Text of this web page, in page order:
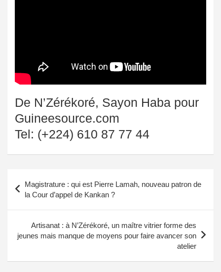
De N’Zérékoré, Sayon Haba pour
Guineesource.com
Tel: (+224) 610 87 77 44
de
l’article
Magistrature : qui est Pierre Lamah, nouveau patron de
la Cour d’appel de Kankan ?
Artisanat : à N’Zérékoré, un maître vitrier forme des
jeunes mais manque de moyens pour faire avancer son
atelier